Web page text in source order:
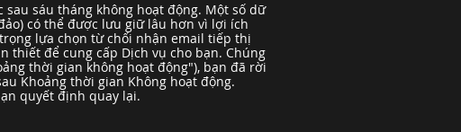
sáu tháng không hoạt động. Một số dữ
có thể được lưu giữ lâu hơn vì lợi ích
lựa chọn từ chối nhận email tiếp thị
thiết để cung cấp Dịch vụ cho bạn. Chúng
thời gian không hoạt động"), bạn đã rời
Khoảng thời gian Không hoạt động.
quyết định quay lại.